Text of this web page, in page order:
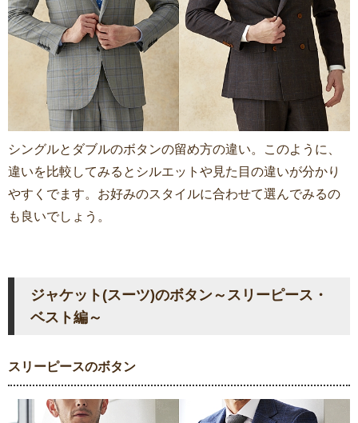
シングルとダブルのボタンの留め方の違い。このように、
違いを比較してみるとシルエットや見た目の違いが分かり
やすくでます。お好みのスタイルに合わせて選んでみるの
も良いでしょう。
ジャケット(スーツ)のボタン～スリーピース・
ベスト編～
スリーピースのボタン